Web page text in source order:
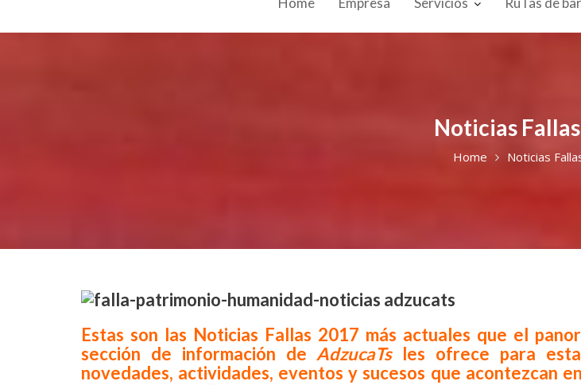
Noticias
Home Noticias
Estas son las Noticias Fallas 2017 más actuales que el
sección de información de AdzucaTsles ofrece para
novedades, actividades, eventos y sucesos que acontezcan